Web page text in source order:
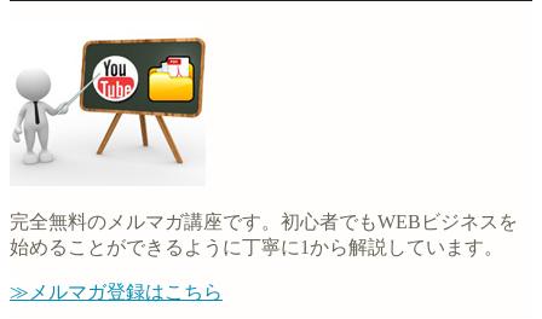
完全無料のメルマガ講座です。初心者でもWEBビジネスを
始めることができるように丁寧に1から解説しています。
≫メルマガ登録はこちら